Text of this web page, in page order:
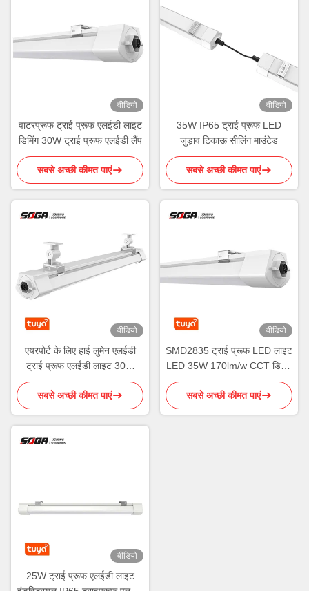
वीडियो
वाटरप्रूफ ट्राई प्रूफ एलईडी लाइट
डिमिंग 30W ट्राई प्रूफ एलईडी लैंप
सबसे अच्छी कीमत पाएं
वीडियो
35W IP65 ट्राई प्रूफ LED
जुड़ाव टिकाऊ सीलिंग माउंटेड
सबसे अच्छी कीमत पाएं
वीडियो
एयरपोर्ट के लिए हाई लुमेन एलईडी
ट्राई प्रूफ एलईडी लाइट 30W
170lm/W DALI डिमिंग
सबसे अच्छी कीमत पाएं
वीडियो
SMD2835 ट्राई प्रूफ LED लाइट
LED 35W 170lm/w CCT डिमिंग
लंबाई 120cm
सबसे अच्छी कीमत पाएं
वीडियो
25W ट्राई प्रूफ एलईडी लाइट